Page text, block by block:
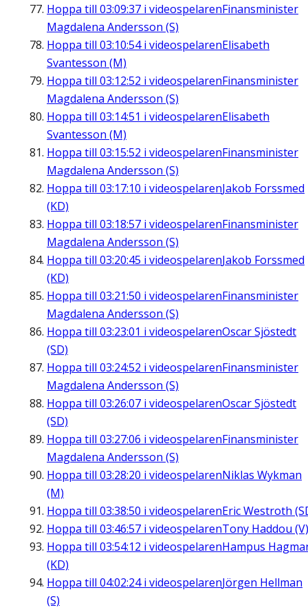
Hoppa till 03:09:37 i videospelarenFinansminister
Magdalena Andersson (S)
Hoppa till 03:10:54i videospelarenElisabeth
Svantesson (M)
Hoppa till 03:12:52 i videospelarenFinansminister
Magdalena Andersson (S)
Hoppa till 03:14:51 i videospelarenElisabeth
Svantesson (M)
Hoppa till 03:15:52 i videospelarenFinansminister
Magdalena Andersson (S)
Hoppa till 03:17:10 i videospelarenJakob Forssmed
(KD)
Hoppa till 03:18:57 i videospelarenFinansminister
Magdalena Andersson (S)
Hoppa till 03:20:45 i videospelarenJakob Forssmed
(KD)
Hoppa till 03:21:50 i videospelarenFinansminister
Magdalena Andersson (S)
Hoppa till 03:23:01 i videospelarenOscar Sjöstedt
(SD)
Hoppa till 03:24:52 i videospelarenFinansminister
Magdalena Andersson (S)
Hoppa till 03:26:07 i videospelarenOscar Sjöstedt
(SD)
Hoppa till 03:27:06 i videospelarenFinansminister
Magdalena Andersson (S)
Hoppa till 03:28:20 i videospelarenNiklas Wykman
(M)
Hoppa till 03:38:50 i videospelarenEric Westroth
Hoppa till 03:46:57 i videospelarenTony Haddou (V)
Hoppa till 03:54:12 i videospelarenHampus
(KD)
Hoppa till 04:02:24i videospelarenJörgen Hellman
(S)